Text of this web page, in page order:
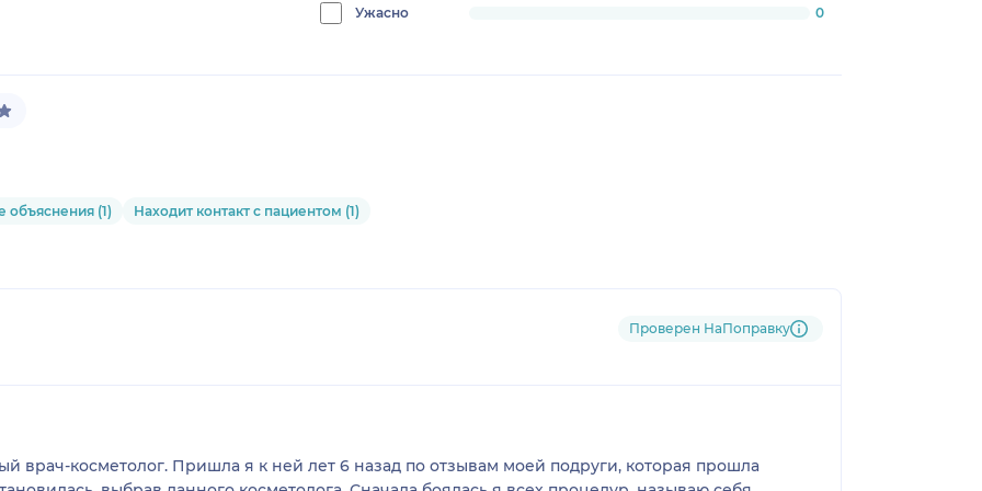
Ужасно 0
объяснения (1) Находит контакт с пациентом (1)
Проверен НаПоправку
врач-косметолог. Пришла я к ней лет 6 назад по отзывам моей подруги, которая прошла